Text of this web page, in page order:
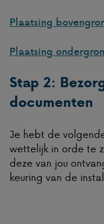
Plaatsing
Plaatsing
Stap 2:
documenten
Je hebt de
wettelijk in orde te
deze van jou
keuring van de